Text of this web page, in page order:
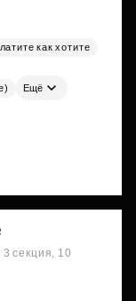
как хотите
Ещё
секция, 10